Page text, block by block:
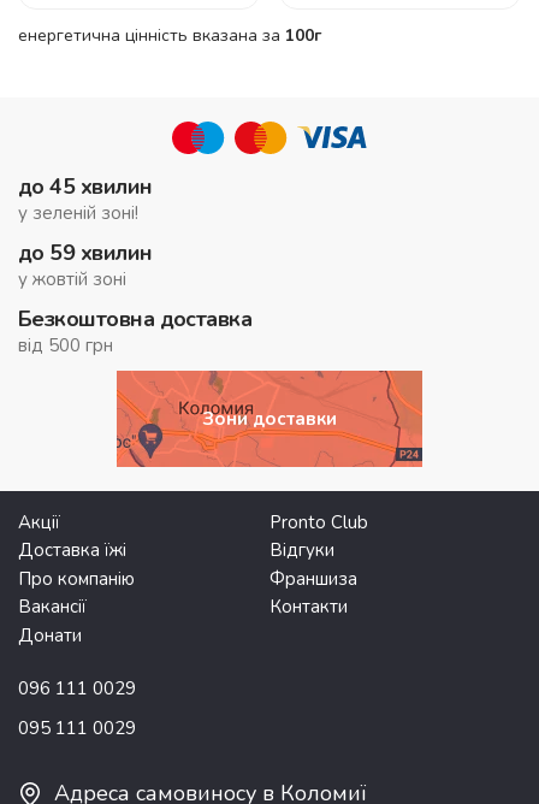
енергетична цінність вказана за 100г
до 45 хвилин
у зеленій зоні!
до 59 хвилин
у жовтій зоні
Безкоштовна доставка
від 500 грн
Зони доставки
Акції
Pronto Club
Доставка їжі
Відгуки
Про компанію
Франшиза
Вакансії
Контакти
Донати
096 111 0029
095 111 0029
Адреса самовиносу в Коломиї